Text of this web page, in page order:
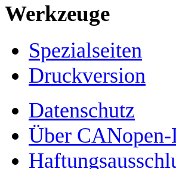
Werkzeuge
Spezialseiten
Druckversion
Datenschutz
Über